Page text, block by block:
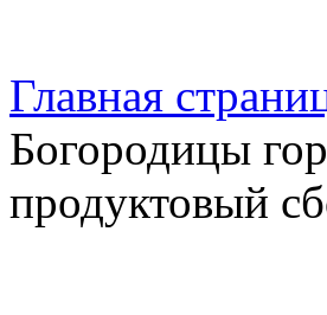
Главная
Богородицы
продуктовый